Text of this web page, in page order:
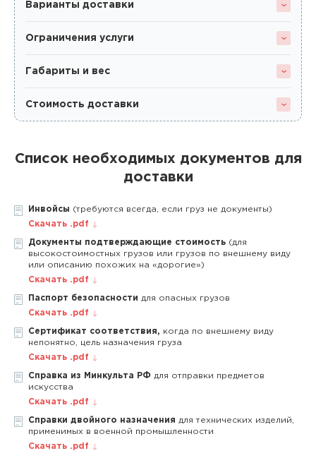
Варианты доставки
Ограничения услуги
Габариты и вес
Стоимость доставки
Список необходимых документов для
доставки
Инвойсы (требуются всегда, если груз не документы)
Скачать .pdf
Документы подтверждающие стоимость (для
высокостоимостных грузов или грузов по внешнему виду
или описанию похожих на «дорогие»)
Скачать .pdf
Паспорт безопасности для опасных грузов
Скачать .pdf
Сертификат соответствия, когда по внешнему виду
непонятно, цель назначения груза
Скачать .pdf
Справка из Минкульта РФ для отправки предметов
искусства
Скачать .pdf
Справки двойного назначения для технических изделий,
применимых в военной промышленности
Скачать .pdf